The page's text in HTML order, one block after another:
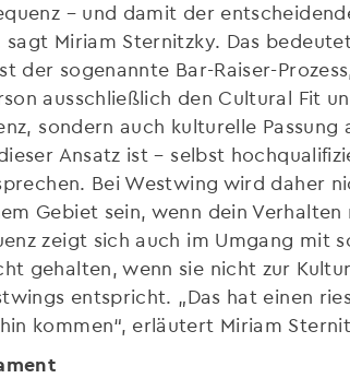
– und damit der
sagt Miriam Sternitzky. Das
der sogenannte Bar-Raiser-
ausschließlich den Cultural Fit
sondern auch kulturelle
Ansatz ist – selbst
Bei Westwing wird daher
Gebiet sein, wenn dein
zeigt sich auch im Umgang
gehalten, wenn sie nicht zur
entspricht. „Das hat einen
kommen“, erläutert Miriam